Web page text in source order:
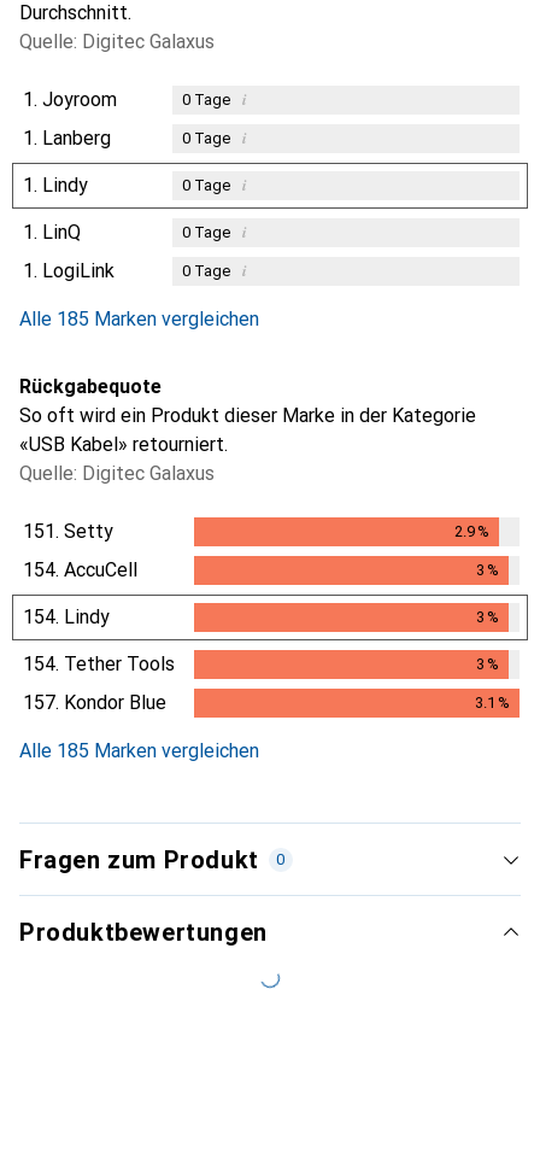
Durchschnitt.
Quelle: Digitec Galaxus
1. Joyroom 0Tage i
1. Lanberg 0Tage i
1. Lindy 0Tage i
1. LinQ 0Tage i
1. LogiLink 0Tage i
Alle 185 Marken vergleichen
Rückgabequote
So oft wird ein Produkt dieser Marke in der Kategorie
«USB Kabel» retourniert.
Quelle: Digitec Galaxus
151. Setty 2.9%
2.9%
154. AccuCell 3 %
3%
154. Lindy 3 %
3%
154. Tether Tools 3 %
3%
157. Kondor Blue 3.1 %
Alle 185 Marken vergleichen
Fragen zum Produkt 0
Produktbewertungen